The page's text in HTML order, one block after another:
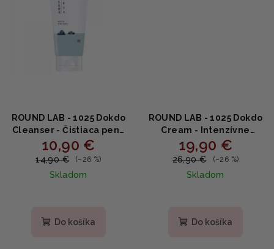
ROUND LAB - 1025 Dokdo
Cleanser - Čistiaca pena
na pleť s morskou vodou
150ml
10,90 €
14,90 € (–26 %)
Skladom
produktu
Do košíka
ROUND LAB - 1025 Dokdo
Cream - Intenzívne
hydratačný krém na tvár
s kyselinou hyalurónovou
19,90 €
26,90 € (–26 %)
Skladom
produktu
Do košíka